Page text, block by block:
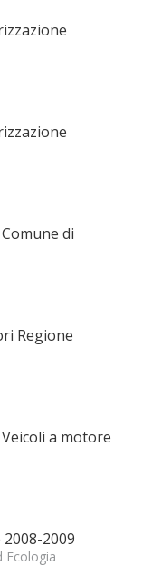
di
Regione
a motore
2009
Ecologia